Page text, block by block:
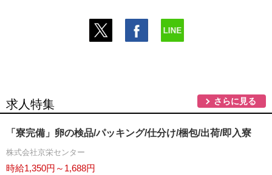
求人特集 さらに見る
「寮完備」卵の検品/パッキング/仕分け/梱包/出荷/即入寮
株式会社京栄センター
時給1,350円～1,688円